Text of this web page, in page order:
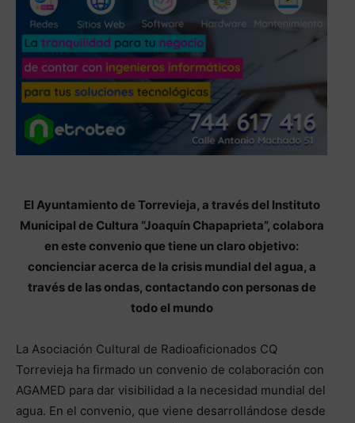
El Ayuntamiento de Torrevieja, a través del Instituto
Municipal de Cultura “Joaquín Chapaprieta”, colabora
en este convenio que tiene un claro objetivo:
concienciar acerca de la crisis mundial del agua, a
través de las ondas, contactando con personas de
todo el mundo
La Asociación Cultural de Radioaficionados CQ
Torrevieja ha firmado un convenio de colaboración con
AGAMED para dar visibilidad a la necesidad mundial del
agua. En el convenio, que viene desarrollándose desde